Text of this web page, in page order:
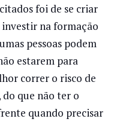
foi de se criar
na formação
pessoas podem
estarem para
correr o risco de
que não ter o
quando precisar